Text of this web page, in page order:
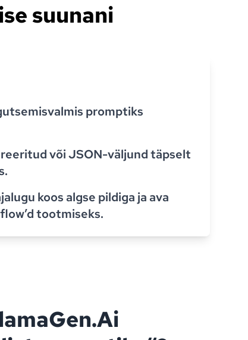
suunani
promptiks
või JSON-väljund täpselt
koos algse pildiga ja ava
tootmiseks.